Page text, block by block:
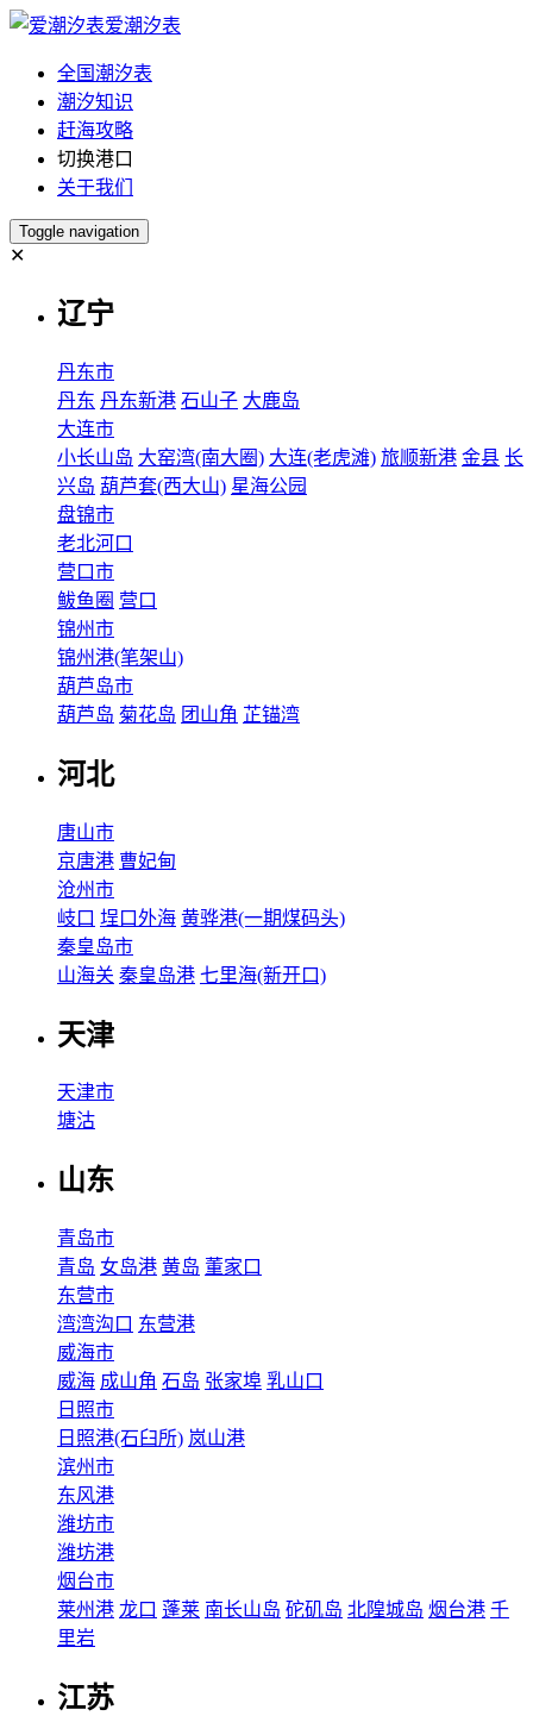
爱潮汐表
全国潮汐表
潮汐知识
赶海攻略
切换港口
关于我们
Toggle navigation
✕
辽宁
丹东市
丹东 丹东新港 石山子 大鹿岛
大连市
小长山岛 大窑湾(南大圈) 大连(老虎滩) 旅顺新港 金县 长
兴岛 葫芦套(西大山) 星海公园
盘锦市
老北河口
营口市
鲅鱼圈 营口
锦州市
锦州港(笔架山)
葫芦岛市
葫芦岛 菊花岛 团山角 芷锚湾
河北
唐山市
京唐港 曹妃甸
沧州市
岐口 埕口外海 黄骅港(一期煤码头)
秦皇岛市
山海关 秦皇岛港 七里海(新开口)
天津
天津市
塘沽
山东
青岛市
青岛 女岛港 黄岛 董家口
东营市
湾湾沟口 东营港
威海市
威海 成山角 石岛 张家埠 乳山口
日照市
日照港(石臼所) 岚山港
滨州市
东风港
潍坊市
潍坊港
烟台市
莱州港 龙口 蓬莱 南长山岛 砣矶岛 北隍城岛 烟台港 千
里岩
江苏